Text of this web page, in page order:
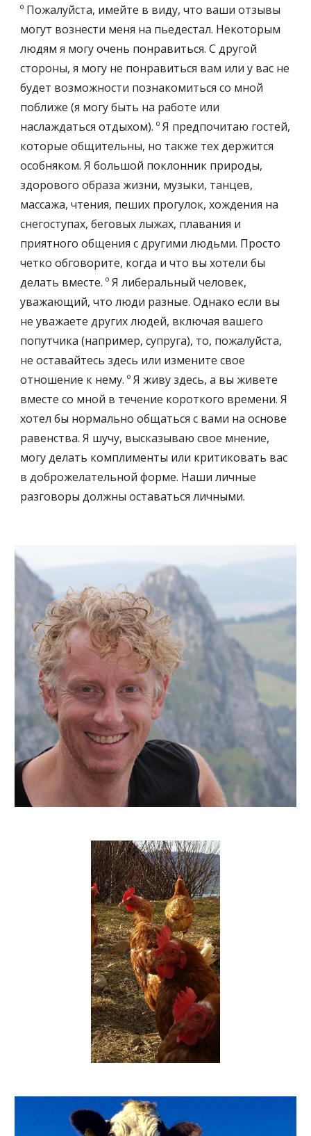
º Пожалуйста, имейте в виду, что ваши отзывы
могут вознести меня на пьедестал. Некоторым
людям я могу очень понравиться. С другой
стороны, я могу не понравиться вам или у вас не
будет возможности познакомиться со мной
поближе (я могу быть на работе или
наслаждаться отдыхом). º Я предпочитаю гостей,
которые общительны, но также тех держится
особняком. Я большой поклонник природы,
здорового образа жизни, музыки, танцев,
массажа, чтения, пеших прогулок, хождения на
снегоступах, беговых лыжах, плавания и
приятного общения с другими людьми. Просто
четко обговорите, когда и что вы хотели бы
делать вместе. º Я либеральный человек,
уважающий, что люди разные. Однако если вы
не уважаете других людей, включая вашего
попутчика (например, супруга), то, пожалуйста,
не оставайтесь здесь или измените свое
отношение к нему. º Я живу здесь, а вы живете
вместе со мной в течение короткого времени. Я
хотел бы нормально общаться с вами на основе
равенства. Я шучу, высказываю свое мнение,
могу делать комплименты или критиковать вас
в доброжелательной форме. Наши личные
разговоры должны оставаться личными.